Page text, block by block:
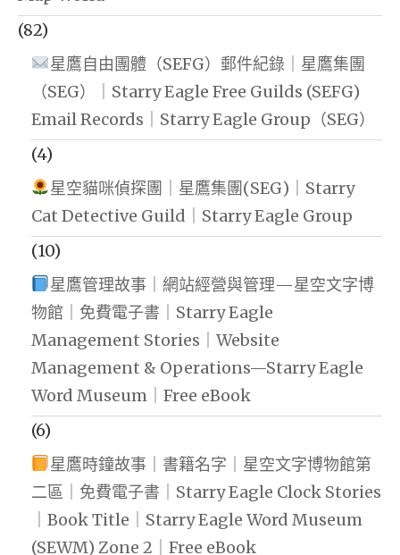
(82)
星鷹自由團體（SEFG）郵件紀錄｜星鷹集團
（SEG）｜Starry Eagle Free Guilds (SEFG)
Email Records｜Starry Eagle Group（SEG）
(4)
星空貓咪偵探團｜星鷹集團(SEG)｜Starry
Cat Detective Guild｜Starry Eagle Group
(10)
星鷹管理故事｜網站經營與管理—星空文字博
物館｜免費電子書｜Starry Eagle
Management Stories｜Website
Management & Operations—Starry Eagle
Word Museum｜Free eBook
(6)
星鷹時鐘故事｜書籍名字｜星空文字博物館第
二區｜免費電子書｜Starry Eagle Clock Stories
｜Book Title｜Starry Eagle Word Museum
(SEWM) Zone 2｜Free eBook